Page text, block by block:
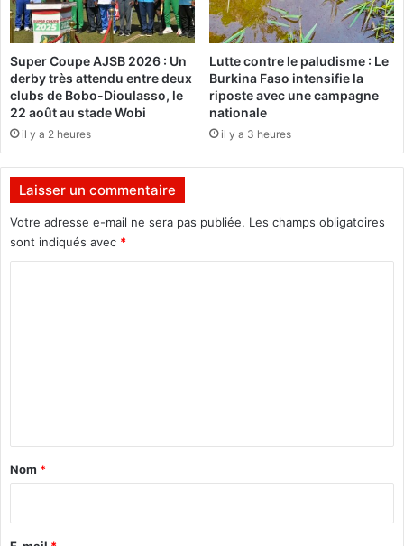
p
a
s
u
n
p
o
l
m
e
(
S
i
o
n
c
e
à
N
o
e
t
D
i
Super Coupe AJSB 2026 : Un
derby très attendu entre deux
clubs de Bobo-Dioulasso, le
22 août au stade Wobi
il y a 2 heures
Lutte contre le paludisme : Le
Burkina Faso intensifie la
riposte avec une campagne
nationale
il y a 3 heures
Laisser un commentaire
Votre adresse e-mail ne sera pas publiée. Les champs obligatoires
sont indiqués avec *
a
Nom *